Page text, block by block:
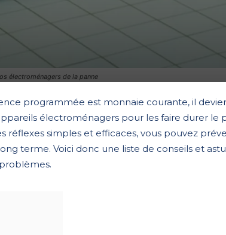
électroménagers de la panne
programmée est monnaie courante, il
électroménagers pour les faire durer le
réflexes simples et efficaces, vous pouvez
terme. Voici donc une liste de conseils et